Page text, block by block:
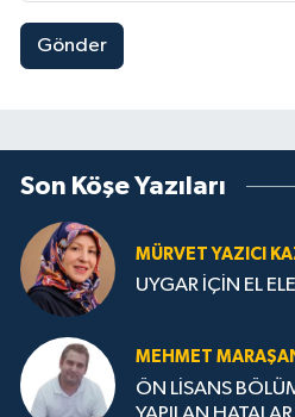
Gönder
Son Köşe Yazıları
MÜRVET YAZICI
UYGAR İÇİN EL ELE
MEHMET
ÖN LİSANS